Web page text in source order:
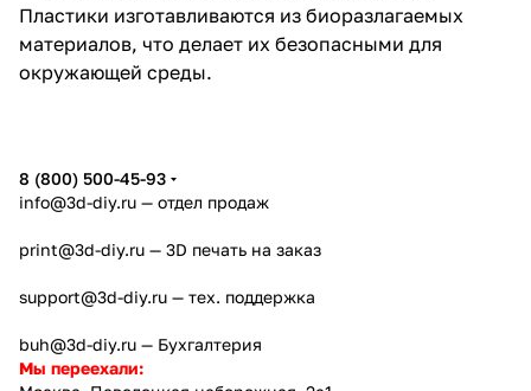
Пластики изготавливаются из биоразлагаемых
материалов, что делает их безопасными для
окружающей среды.
8 (800) 500-45-93
info@3d-diy.ru — отдел продаж
print@3d-diy.ru — 3D печать на заказ
support@3d-diy.ru — тех. поддержка
buh@3d-diy.ru — Бухгалтерия
Мы переехали: